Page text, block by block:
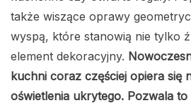
także wiszące oprawy
wyspą, które stanowią nie tylko
element dekoracyjny.
kuchni coraz częściej opiera się
oświetlenia ukrytego. Pozwala